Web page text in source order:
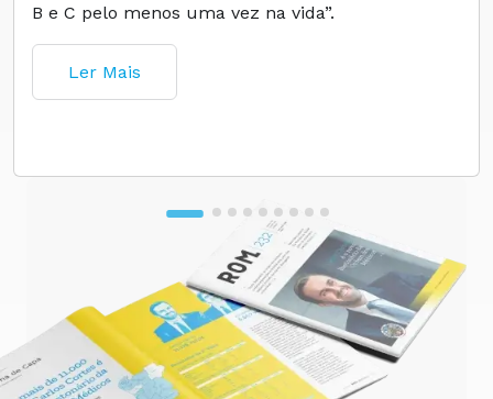
B e C pelo menos uma vez na vida”.
Ler Mais